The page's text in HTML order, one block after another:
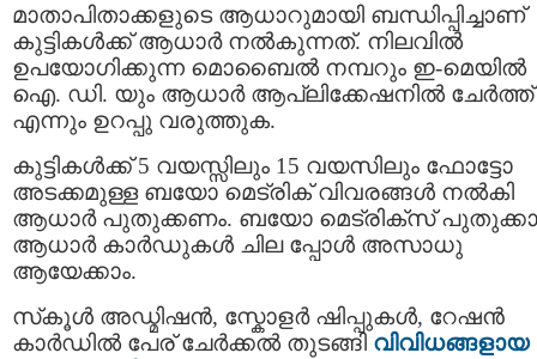
മാതാപിതാക്കളുടെ ആധാറുമായി ബന്ധിപ്പിച്ചാണ്
കുട്ടികള്‍ക്ക് ആധാര്‍ നല്‍കുന്നത്. നിലവില്‍
ഉപയോഗിക്കുന്ന മൊബൈല്‍ നമ്പറും ഇ-മെയില്‍
ഐ. ഡി. യും ആധാർ ആപ്ലിക്കേഷനിൽ ചേർത്ത്
എന്നും ഉറപ്പു വരുത്തുക.
കുട്ടികൾക്ക് 5 വയസ്സിലും 15 വയസിലും ഫോട്ടോ
അടക്കമുള്ള ബയോ മെട്രിക് വിവരങ്ങള്‍ നൽകി
ആധാർ പുതുക്കണം. ബയോ മെട്രിക്‌സ്
ആധാര്‍ കാര്‍ഡുകള്‍ ചില പ്പോൾ അസാധു
ആയേക്കാം.
സ്‌കൂൾ അഡ്മിഷൻ, സ്കോളര്‍ ഷിപ്പുകള്‍, റേഷന്‍
കാര്‍ഡില്‍ പേര് ചേര്‍ക്കല്‍ തുടങ്ങി വിവിധങ്ങളായ